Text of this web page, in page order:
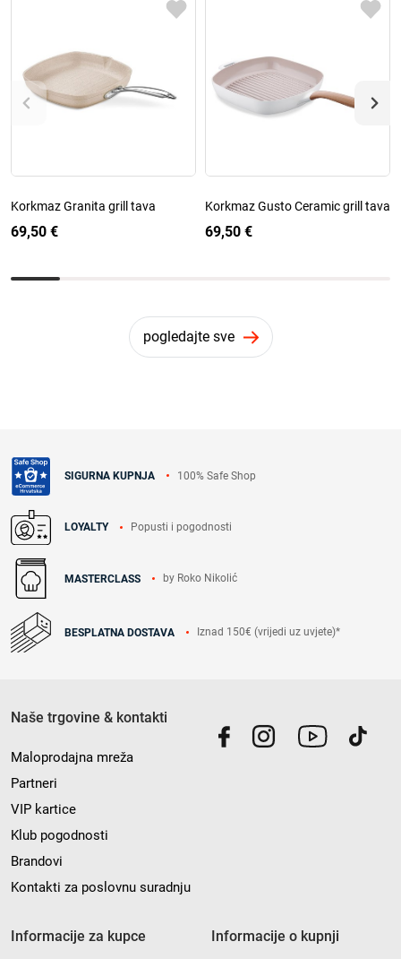
Korkmaz Granita grill tava
69,50 €
Korkmaz Gusto Ceramic grill tava
69,50 €
pogledajte sve
SIGURNA KUPNJA 100% Safe Shop
LOYALTY Popusti i pogodnosti
MASTERCLASS by Roko Nikolić
BESPLATNA DOSTAVA Iznad 150€ (vrijedi uz uvjete)*
Naše trgovine & kontakti
Maloprodajna mreža
Partneri
VIP kartice
Klub pogodnosti
Brandovi
Kontakti za poslovnu suradnju
Informacije za kupce Informacije o kupnji